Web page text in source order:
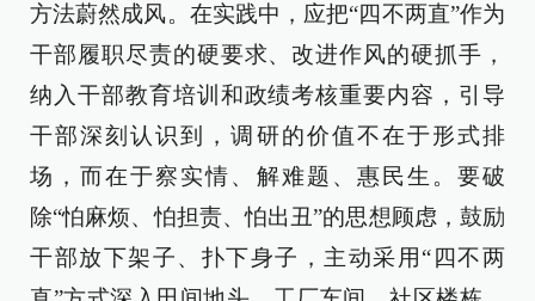
方法蔚然成风。在实践中，应把“四不两直”作为
干部履职尽责的硬要求、改进作风的硬抓手，
纳入干部教育培训和政绩考核重要内容，引导
干部深刻认识到，调研的价值不在于形式排
场，而在于察实情、解难题、惠民生。要破
除“怕麻烦、怕担责、怕出丑”的思想顾虑，鼓励
干部放下架子、扑下身子，主动采用“四不两